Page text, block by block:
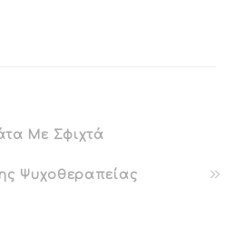
Με Σφιχτά
Ψυχοθεραπείας